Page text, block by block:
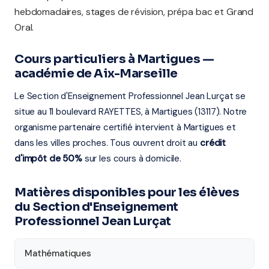
hebdomadaires, stages de révision, prépa bac et Grand
Oral.
Cours particuliers à Martigues —
académie de Aix-Marseille
Le Section d'Enseignement Professionnel Jean Lurçat se
situe au 11 boulevard RAYETTES, à Martigues (13117). Notre
organisme partenaire certifié intervient à Martigues et
dans les villes proches. Tous ouvrent droit au crédit
d'impôt de 50%sur les cours à domicile.
Matières disponibles pour les élèves
du Section d'Enseignement
Professionnel Jean Lurçat
Mathématiques